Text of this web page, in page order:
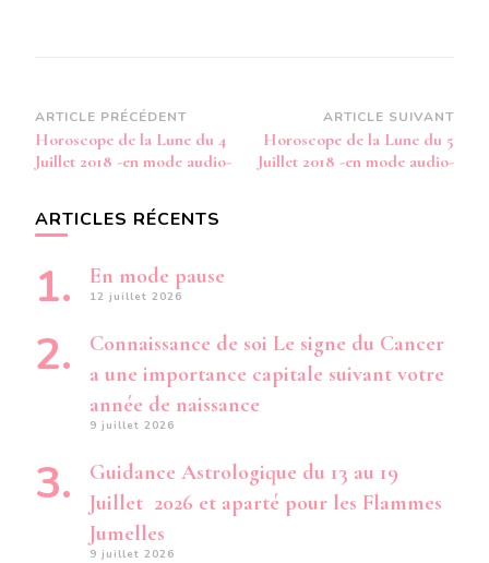
Navigation
d’article
ARTICLE PRÉCÉDENT
Horoscope de la Lune du 4
Juillet 2018 -en mode audio-
ARTICLE SUIVANT
Horoscope de la Lune du 5
Juillet 2018 -en mode audio-
ARTICLES RÉCENTS
En mode pause
12 juillet 2026
Connaissance de soi Le signe du Cancer
a une importance capitale suivant votre
année de naissance
9 juillet 2026
Guidance Astrologique du 13 au 19
Juillet 2026 et aparté pour les Flammes
Jumelles
9 juillet 2026